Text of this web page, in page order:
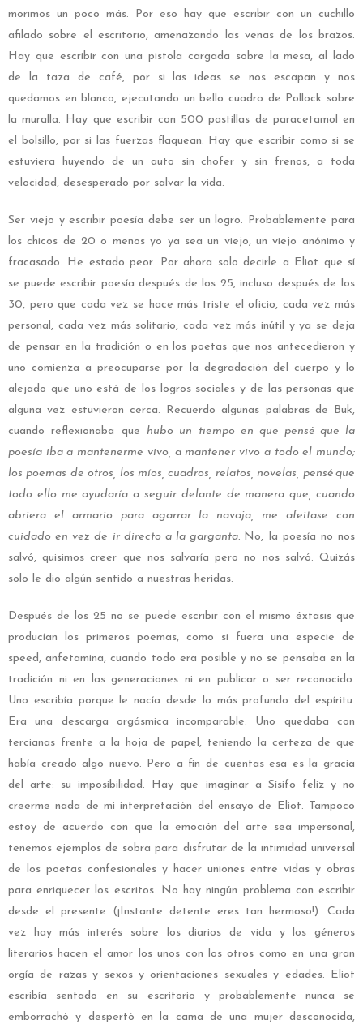
morimos un poco más. Por eso hay que escribir con un cuchillo
afilado sobre el escritorio, amenazando las venas de los brazos.
Hay que escribir con una pistola cargada sobre la mesa, al lado
de la taza de café, por si las ideas se nos escapan y nos
quedamos en blanco, ejecutando un bello cuadro de Pollock sobre
la muralla. Hay que escribir con 500 pastillas de paracetamol en
el bolsillo, por si las fuerzas flaquean. Hay que escribir como si se
estuviera huyendo de un auto sin chofer y sin frenos, a toda
velocidad, desesperado por salvar la vida.
Ser viejo y escribir poesía debe ser un logro. Probablemente para
los chicos de 20 o menos yo ya sea un viejo, un viejo anónimo y
fracasado. He estado peor. Por ahora solo decirle a Eliot que sí
se puede escribir poesía después de los 25, incluso después de los
30, pero que cada vez se hace más triste el oficio, cada vez más
personal, cada vez más solitario, cada vez más inútil y ya se deja
de pensar en la tradición o en los poetas que nos antecedieron y
uno comienza a preocuparse por la degradación del cuerpo y lo
alejado que uno está de los logros sociales y de las personas que
alguna vez estuvieron cerca. Recuerdo algunas palabras de Buk,
cuando reflexionaba que hubo un tiempo en que pensé que la
poesía iba a mantenerme vivo, a mantener vivo a todo el mundo;
los poemas de otros, los míos, cuadros, relatos, novelas, pensé que
todo ello me ayudaría a seguir delante de manera que, cuando
abriera el armario para agarrar la navaja, me afeitase con
cuidado en vez de ir directo a la garganta. No, la poesía no nos
salvó, quisimos creer que nos salvaría pero no nos salvó. Quizás
solo le dio algún sentido a nuestras heridas.
Después de los 25 no se puede escribir con el mismo éxtasis que
producían los primeros poemas, como si fuera una especie de
speed, anfetamina, cuando todo era posible y no se pensaba en la
tradición ni en las generaciones ni en publicar o ser reconocido.
Uno escribía porque le nacía desde lo más profundo del espíritu.
Era una descarga orgásmica incomparable. Uno quedaba con
tercianas frente a la hoja de papel, teniendo la certeza de que
había creado algo nuevo. Pero a fin de cuentas esa es la gracia
del arte: su imposibilidad. Hay que imaginar a Sísifo feliz y no
creerme nada de mi interpretación del ensayo de Eliot. Tampoco
estoy de acuerdo con que la emoción del arte sea impersonal,
tenemos ejemplos de sobra para disfrutar de la intimidad universal
de los poetas confesionales y hacer uniones entre vidas y obras
para enriquecer los escritos. No hay ningún problema con escribir
desde el presente (¡Instante detente eres tan hermoso!). Cada
vez hay más interés sobre los diarios de vida y los géneros
literarios hacen el amor los unos con los otros como en una gran
orgía de razas y sexos y orientaciones sexuales y edades. Eliot
escribía sentado en su escritorio y probablemente nunca se
emborrachó y despertó en la cama de una mujer desconocida,